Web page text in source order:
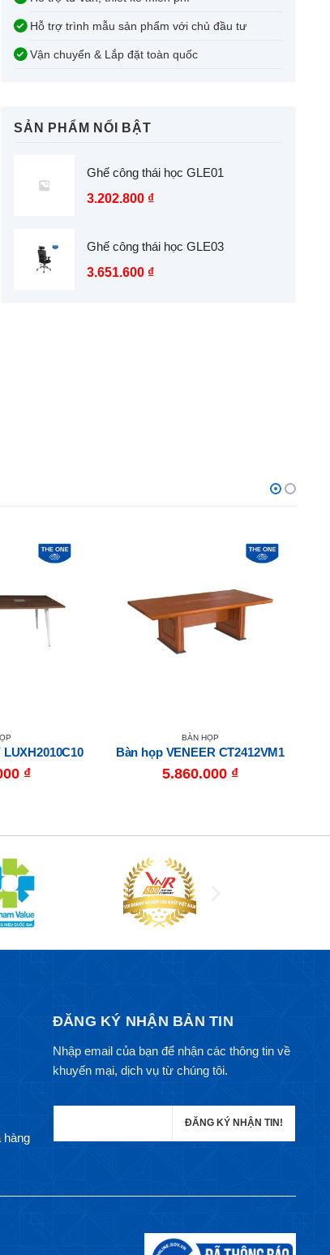
Hỗ trợ trình mẫu sản phẩm với chủ đầu tư
Vận chuyển & Lắp đặt toàn quốc
SẢN PHẨM NỔI BẬT
Ghế công thái học GLE01
3.202.800 ₫
Ghế công thái học GLE03
3.651.600 ₫
₫
BÀN HỌP
Bàn họp VENEER CT2412VM1
5.860.000 ₫
hàng
ĐĂNG KÝ NHẬN BẢN TIN
Nhập email của bạn để nhận các thông tin về
khuyến mại, dịch vụ từ chúng tôi.